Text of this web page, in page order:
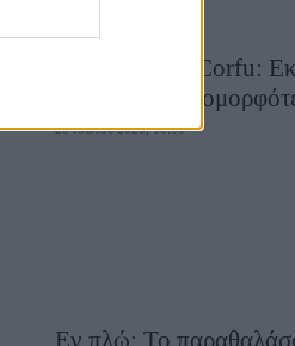
Aiolia Avlaki Corfu:
σε μία από τις
28 Ιουλίου 2026, 10:50
Εν πλώ: Το